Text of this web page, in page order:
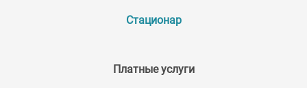
Стационар
Платные услуги